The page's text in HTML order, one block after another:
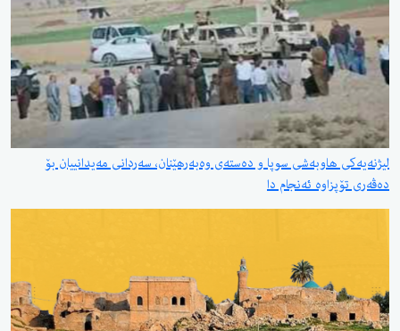
لیژنەیەکی هاوبەشی سوپا و دەستەی وەبەرهێنان، سەردانی مەیدانییان بۆ
دەڤەری تۆپزاوە ئەنجام دا